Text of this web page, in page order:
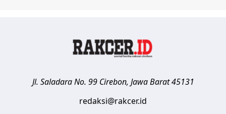
Jl. Saladara No. 99 Cirebon, Jawa Barat 45131
redaksi@rakcer.id